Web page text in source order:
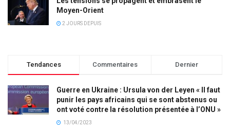
Moyen-Orient
2 JOURS DEPUIS
Tendances Commentaires Dernier
Guerre en Ukraine : Ursula von der Leyen « Il faut
punir les pays africains qui se sont abstenus ou
ont voté contre la résolution présentée à l’ONU »
13/04/2023